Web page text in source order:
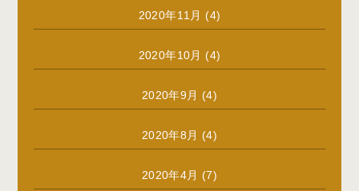
2020年11月 (4)
2020年10月 (4)
2020年9月 (4)
2020年8月 (4)
2020年4月 (7)